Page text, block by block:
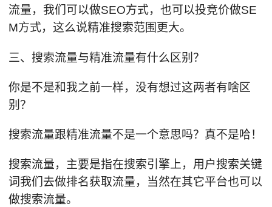
流量，我们可以做SEO方式，也可以投竞价做SE
M方式，这么说精准搜索范围更大。
三、搜索流量与精准流量有什么区别？
你是不是和我之前一样，没有想过这两者有啥区
别？
搜索流量跟精准流量不是一个意思吗？真不是哈！
搜索流量，主要是指在搜索引擎上，用户搜索关键
词我们去做排名获取流量，当然在其它平台也可以
做搜索流量。